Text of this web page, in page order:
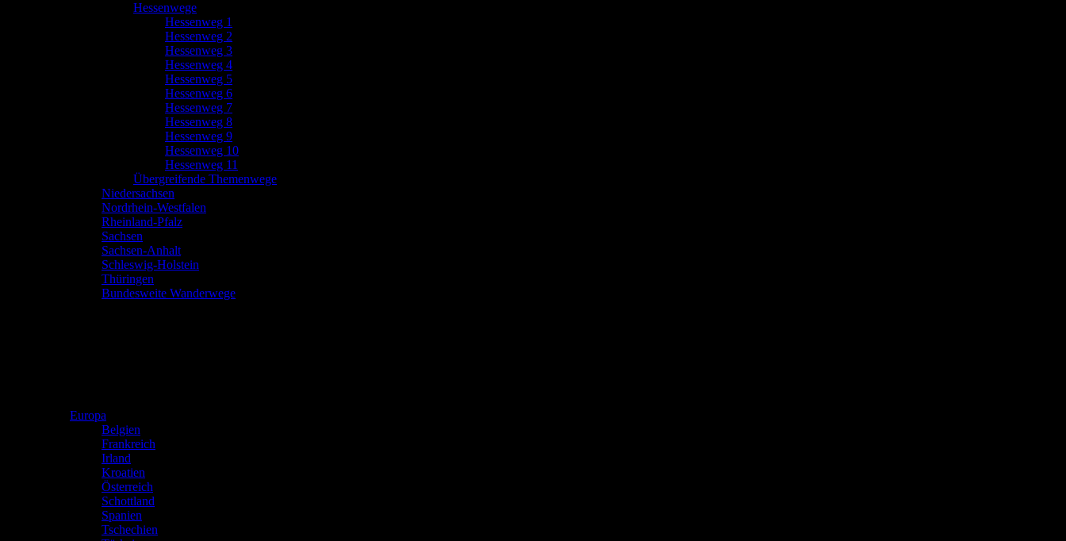
Hessenwege
Hessenweg 1
Hessenweg 2
Hessenweg 3
Hessenweg 4
Hessenweg 5
Hessenweg 6
Hessenweg 7
Hessenweg 8
Hessenweg 9
Hessenweg 10
Hessenweg 11
Übergreifende Themenwege
Niedersachsen
Nordrhein-Westfalen
Rheinland-Pfalz
Sachsen
Sachsen-Anhalt
Schleswig-Holstein
Thüringen
Bundesweite Wanderwege
Europa
Belgien
Frankreich
Irland
Kroatien
Österreich
Schottland
Spanien
Tschechien